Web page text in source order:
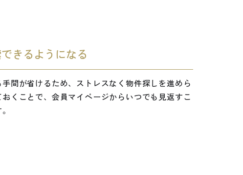
きるようになる
間が省けるため、ストレスなく物件探しを進めら
くことで、会員マイページからいつでも見返すこ